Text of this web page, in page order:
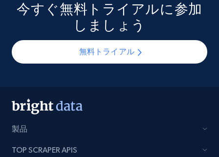
今すぐ無料トライアルに参加
しましょう
無料トライアル
製品
TOP SCRAPER APIS